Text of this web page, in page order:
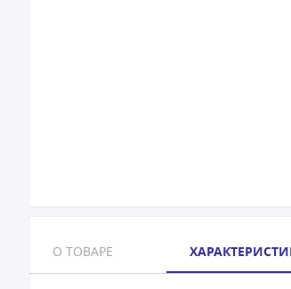
О ТОВАРЕ